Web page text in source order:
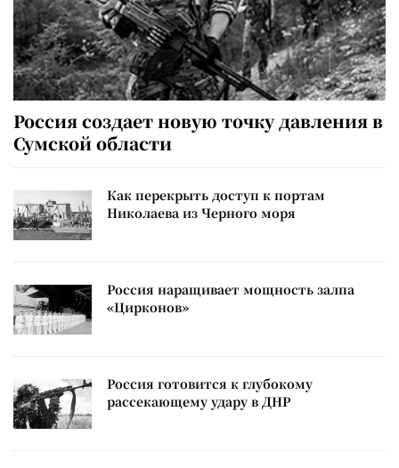
Россия создает новую точку давления в
Сумской области
Как перекрыть доступ к портам
Николаева из Черного моря
Россия наращивает мощность залпа
«Цирконов»
Россия готовится к глубокому
рассекающему удару в ДНР